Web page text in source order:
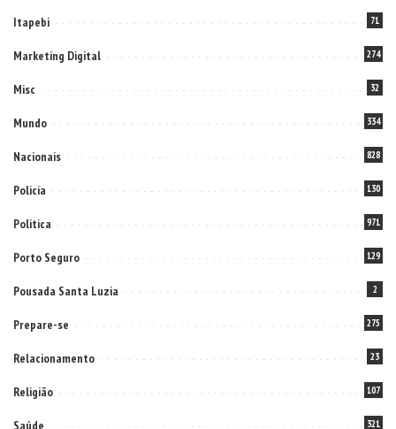
Itapebi 71
Marketing Digital 274
Misc 32
Mundo 334
Nacionais 828
Policia 130
Politica 971
Porto Seguro 129
Pousada Santa Luzia 2
Prepare-se 275
Relacionamento 23
Religião 107
Saúde 321